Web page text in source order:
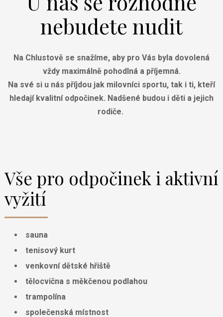
nebudete nudit
Na Chlustově se snažíme, aby pro Vás byla dovolená
vždy maximálně pohodlná a příjemná.
Na své si u nás příjdou jak milovníci sportu, tak i ti, kteří
hledají kvalitní odpočinek. Nadšené budou i děti a jejich
rodiče.
Vše pro odpočinek i aktivní
vyžití
sauna
tenisový kurt
venkovní dětské hřiště
tělocvična s měkčenou podlahou
trampolína
společenská místnost